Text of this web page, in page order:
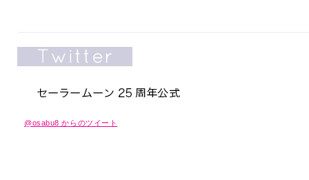
@osabu8 からのツイート